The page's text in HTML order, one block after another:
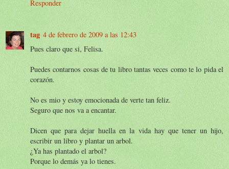
Responder
tag 4 de febrero de 2009 a las 12:43
Pues claro que si, Felisa.
Puedes contarnos cosas de tu libro tantas veces como te lo pida el
corazón.
No es mio y estoy emocionada de verte tan feliz.
Seguro que nos va a encantar.
Dicen que para dejar huella en la vida hay que tener un hijo,
escribir un libro y plantar un arbol.
¿Ya has plantado el arbol?
Porque lo demás ya lo tienes.